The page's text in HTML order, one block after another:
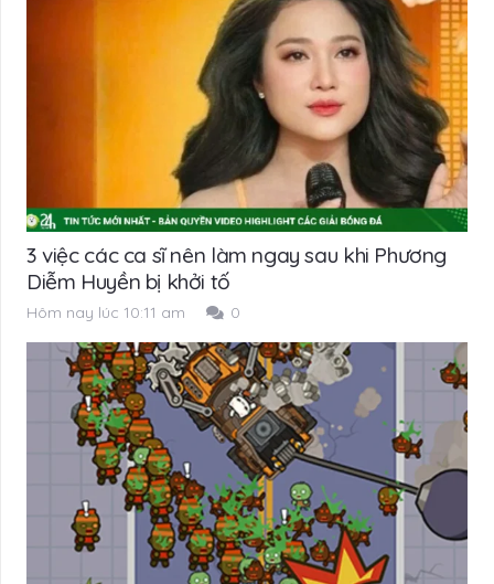
3 việc các ca sĩ nên làm ngay sau khi Phương
Diễm Huyền bị khởi tố
Hôm nay lúc 10:11 am 0